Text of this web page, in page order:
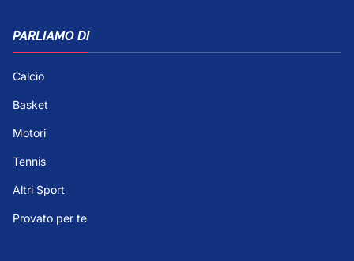
PARLIAMO DI
Calcio
Basket
Motori
Tennis
Altri Sport
Provato per te